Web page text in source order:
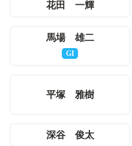
花田 一輝
馬場 雄二
GI
平塚 雅樹
深谷 俊太